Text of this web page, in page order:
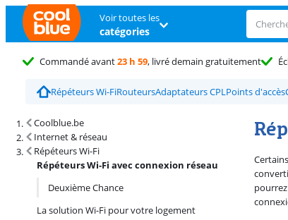
Voir toutes les
catégories
Commandé avant23 h 59, livré demain gratuitement
Répéteurs Wi-FiRouteursAdaptateurs CPLPoints d'accès
Coolblue.be
Internet & réseau
Répéteurs Wi-Fi
Répéteurs Wi-Fi avec connexion réseau
Deuxième Chance
La solution Wi-Fi pour votre logement
Résultats de recherche et tri